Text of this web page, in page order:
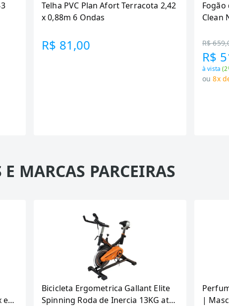
Telha PVC Plan Afort Terracota 2,42
x 0,88m 6 Ondas
R$ 81,00
Fogão
Clean
R$
R$
à vista(2
ou 8x
E MARCAS PARCEIRAS
e
Bicicleta Ergometrica Gallant Elite
Spinning Roda de Inercia 13KG ate
|